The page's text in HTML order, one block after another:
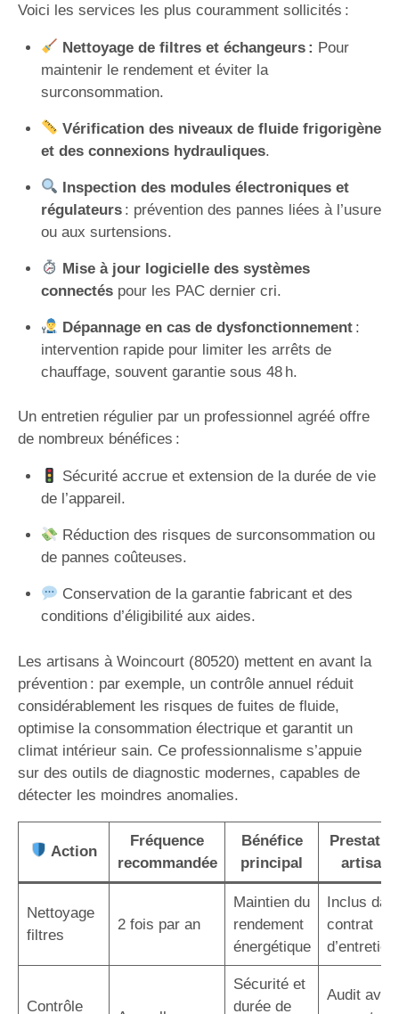
Voici les services les plus couramment sollicités :
Nettoyage de filtres et échangeurs : Pour
maintenir le rendement et éviter la
surconsommation.
Vérification des niveaux de fluide frigorigène
et des connexions hydrauliques.
Inspection des modules électroniques et
régulateurs: prévention des pannes liées à l’usure
ou aux surtensions.
Mise à jour logicielle des systèmes
connectéspour les PAC dernier cri.
Dépannage en cas de dysfonctionnement:
intervention rapide pour limiter les arrêts de
chauffage, souvent garantie sous 48 h.
Un entretien régulier par un professionnel agréé offre
de nombreux bénéfices :
Sécurité accrue et extension de la durée de vie
de l’appareil.
Réduction des risques de surconsommation ou
de pannes coûteuses.
Conservation de la garantie fabricant et des
conditions d’éligibilité aux aides.
Les artisans à Woincourt (80520) mettent en avant la
prévention : par exemple, un contrôle annuel réduit
considérablement les risques de fuites de fluide,
optimise la consommation électrique et garantit un
climat intérieur sain. Ce professionnalisme s’appuie
sur des outils de diagnostic modernes, capables de
détecter les moindres anomalies.
Action
Fréquence
recommandée
Bénéfice
principal
artisan
Nettoyage
filtres
2 fois par an
Maintien du
rendement
énergétique
Inclus
contrat
d’entretien
Contrôle
Sécurité et
durée de
Audit avec